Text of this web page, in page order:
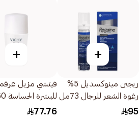
+
ريجين مينوكسديل 5%
رغوة الشعر للرجال 73مل
95
+
فيتشي مزيل
للبشرة الحساسة 50مل
77.76